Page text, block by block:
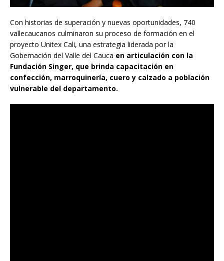
Con historias de superación y nuevas oportunidades, 740
vallecaucanos culminaron su proceso de formación en el
proyecto Unitex Cali, una estrategia liderada por la
Gobernación del Valle del Cauca en articulación con la
Fundación Singer, que brinda capacitación en
confección, marroquinería, cuero y calzado a población
vulnerable del departamento.